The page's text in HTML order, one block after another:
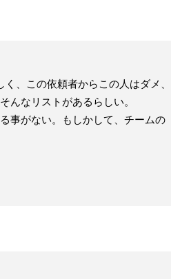
、この依頼者からこの人はダメ、
んなリストがあるらしい。
事がない。もしかして、チームの